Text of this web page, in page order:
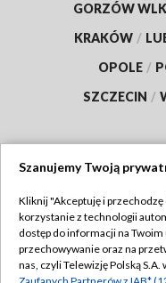
GORZÓW
KRAKÓW /
OPOLE /
SZCZECIN /
Abonament TVP
Emisja w TVP
Szanujemy Twoją
Kliknij "Akceptuję i
korzystanie z technologii
dostęp do informacji na
przechowywanie oraz na
nas, czyli Telewizję Polską